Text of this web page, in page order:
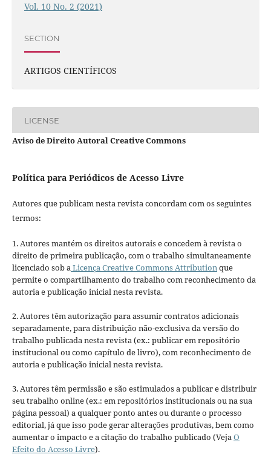
Vol. 10 No. 2 (2021)
SECTION
ARTIGOS CIENTÍFICOS
LICENSE
Aviso de Direito Autoral Creative Commons
Política para Periódicos de Acesso Livre
Autores que publicam nesta revista concordam com os seguintes
termos:
1. Autores mantém os direitos autorais e concedem à revista o
direito de primeira publicação, com o trabalho simultaneamente
licenciado sob aLicença Creative Commons Attributionque
permite o compartilhamento do trabalho com reconhecimento da
autoria e publicação inicial nesta revista.
2. Autores têm autorização para assumir contratos adicionais
separadamente, para distribuição não-exclusiva da versão do
trabalho publicada nesta revista (ex.: publicar em repositório
institucional ou como capítulo de livro), com reconhecimento de
autoria e publicação inicial nesta revista.
3. Autores têm permissão e são estimulados a publicar e distribuir
seu trabalho online (ex.: em repositórios institucionais ou na sua
página pessoal) a qualquer ponto antes ou durante o processo
editorial, já que isso pode gerar alterações produtivas, bem como
aumentar o impacto e a citação do trabalho publicado (VejaO
Efeito do Acesso Livre).